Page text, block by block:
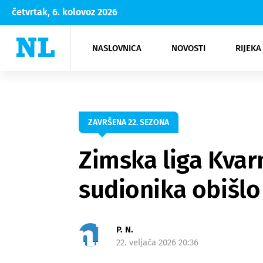
četvrtak, 6. kolovoz 2026
NASLOVNICA NOVOSTI
Rijeka Opatija
NK
Moda
Kultura
ZAVRŠENA 22. SEZONA
Zimska liga
sudionika
P. N.
22. veljača 2026 20:36